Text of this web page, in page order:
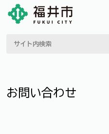
お問い合わせ